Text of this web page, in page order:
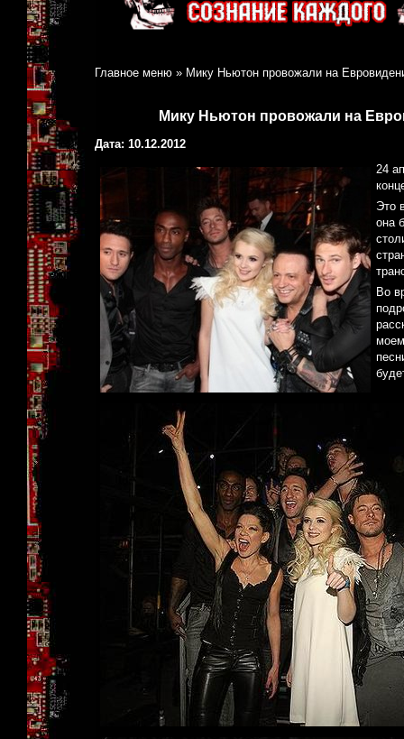
Главное меню » Мику Ньютон провожали на
Мику Ньютон провожали на
Дата: 10.12.2012
24
Это
она
Во